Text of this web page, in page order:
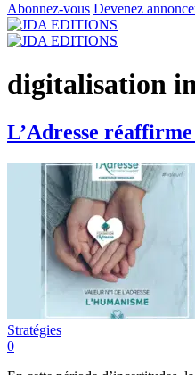
Abonnez-vous Devenez
digitalisation
L’Adresse
Stratégies
0